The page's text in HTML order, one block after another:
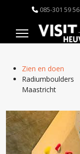
085-301 59 56
Zien en doen
Radiumboulders
Maastricht